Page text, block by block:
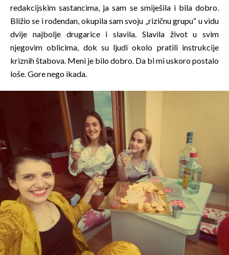
redakcijskim sastancima, ja sam se smiješila i bila dobro.
Bližio se i rođendan, okupila sam svoju „rizičnu grupu“ u vidu
dvije najbolje drugarice i slavila. Slavila život u svim
njegovim oblicima, dok su ljudi okolo pratili instrukcije
kriznih štabova. Meni je bilo dobro. Da bi mi uskoro postalo
loše. Gore nego ikada.